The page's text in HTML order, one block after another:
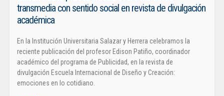
transmedia con sentido social en revista de divulgación
académica
En la Institución Universitaria Salazar y Herrera celebramos la
reciente publicación del profesor Edison Patiño, coordinador
académico del programa de Publicidad, en la revista de
divulgación Escuela Internacional de Diseño y Creación:
emociones en lo cotidiano.